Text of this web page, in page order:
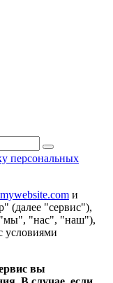
персональных
и
(далее "сервис"),
"мы", "нас", "наш"),
условиями
вы